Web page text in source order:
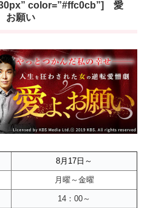
color=”#ffc0cb”] 愛
お願い
8月17日～
月曜～金曜
14：00～